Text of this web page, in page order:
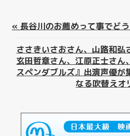
« 長谷川のお薦めって事でど
ささきいさおさん、山路和弘
玄田哲章さん、江原正士さん
スペンダブルズ』出演声優が
なる吹替えオ